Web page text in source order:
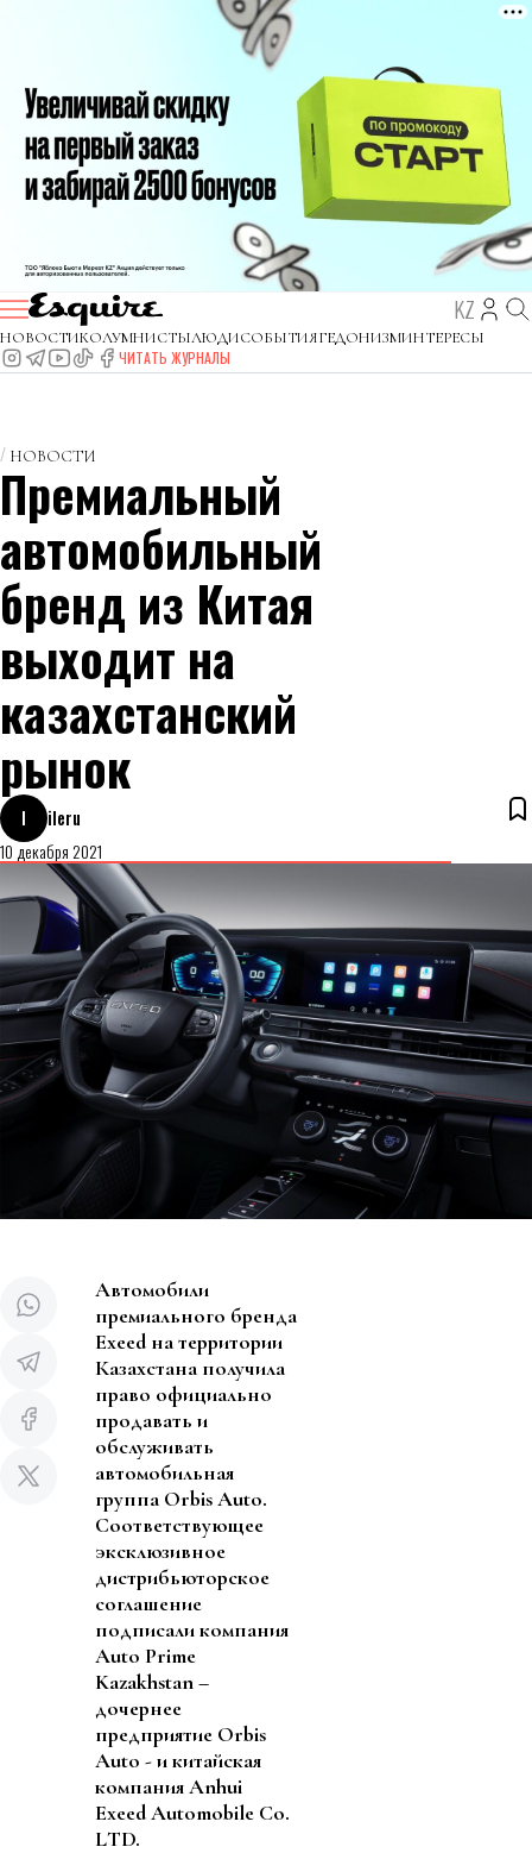
KZ
НОВОСТИКОЛУМНИСТЫЛЮДИСОБЫТИЯГЕДОНИЗМИНТЕРЕСЫ
ЧИТАТЬ ЖУРНАЛЫ
НОВОСТИ
Премиальный
автомобильный
бренд из Китая
выходит на
казахстанский
рынок
I
ileru
10 декабря 2021
Автомобили
премиального бренда
Exeed на территории
Казахстана получила
право официально
продавать и
обслуживать
автомобильная
группа Orbis Auto.
Соответствующее
эксклюзивное
дистрибьюторское
соглашение
подписали компания
Auto Prime
Kazakhstan –
дочернее
предприятие Orbis
Auto - и китайская
компания Anhui
Exeed Automobile Co.
LTD.